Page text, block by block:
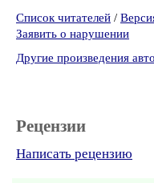
Список читателей /
Заявить о нарушении
Другие произведения
Рецензии
Написать рецензию